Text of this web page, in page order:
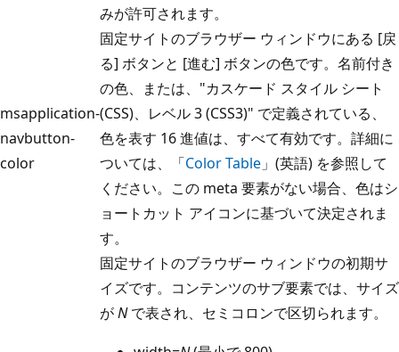
みが許可されます。
msapplication-
navbutton-
color
固定サイトのブラウザー ウィンドウにある [戻
る] ボタンと [進む] ボタンの色です。名前付き
の色、または、"カスケード スタイル シート
(CSS)、レベル 3 (CSS3)" で定義されている、
色を表す 16 進値は、すべて有効です。詳細に
ついては、「Color Table 」(英語) を参照して
ください。この meta 要素がない場合、色はシ
ョートカット アイコンに基づいて決定されま
す。
固定サイトのブラウザー ウィンドウの初期サ
イズです。コンテンツのサブ要素では、サイズ
がNで表され、セミコロンで区切られます。